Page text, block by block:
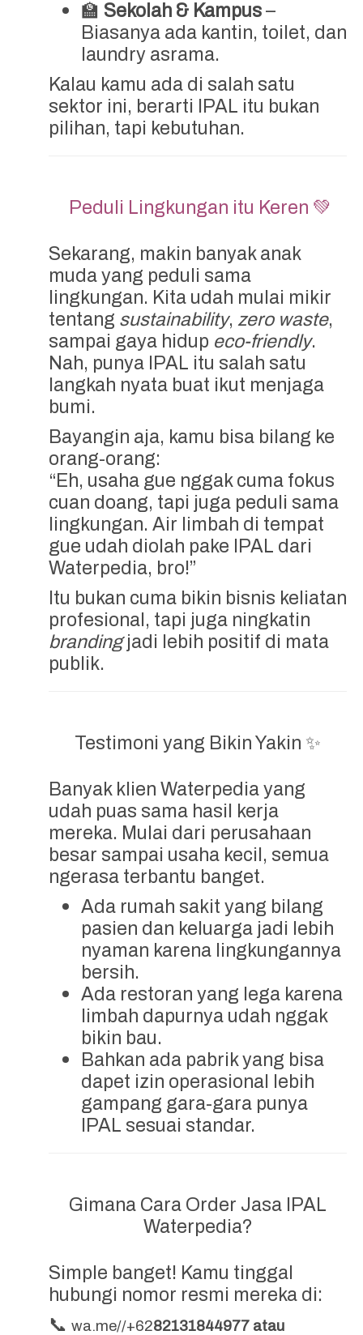
🏫 Sekolah & Kampus –
Biasanya ada kantin, toilet, dan
laundry asrama.
Kalau kamu ada di salah satu
sektor ini, berarti IPAL itu bukan
pilihan, tapi kebutuhan.
Peduli Lingkungan itu Keren 💚
Sekarang, makin banyak anak
muda yang peduli sama
lingkungan. Kita udah mulai mikir
tentang sustainability, zero waste,
sampai gaya hidup eco-friendly.
Nah, punya IPAL itu salah satu
langkah nyata buat ikut menjaga
bumi.
Bayangin aja, kamu bisa bilang ke
orang-orang:
“Eh, usaha gue nggak cuma fokus
cuan doang, tapi juga peduli sama
lingkungan. Air limbah di tempat
gue udah diolah pake IPAL dari
Waterpedia, bro!”
Itu bukan cuma bikin bisnis keliatan
profesional, tapi juga ningkatin
brandingjadi lebih positif di mata
publik.
Testimoni yang Bikin Yakin ✨
Banyak klien Waterpedia yang
udah puas sama hasil kerja
mereka. Mulai dari perusahaan
besar sampai usaha kecil, semua
ngerasa terbantu banget.
Ada rumah sakit yang bilang
pasien dan keluarga jadi lebih
nyaman karena lingkungannya
bersih.
Ada restoran yang lega karena
limbah dapurnya udah nggak
bikin bau.
Bahkan ada pabrik yang bisa
dapet izin operasional lebih
gampang gara-gara punya
IPAL sesuai standar.
Gimana Cara Order Jasa IPAL
Waterpedia?
Simple banget! Kamu tinggal
hubungi nomor resmi mereka di:
📞 wa.me//+6282131844977 atau